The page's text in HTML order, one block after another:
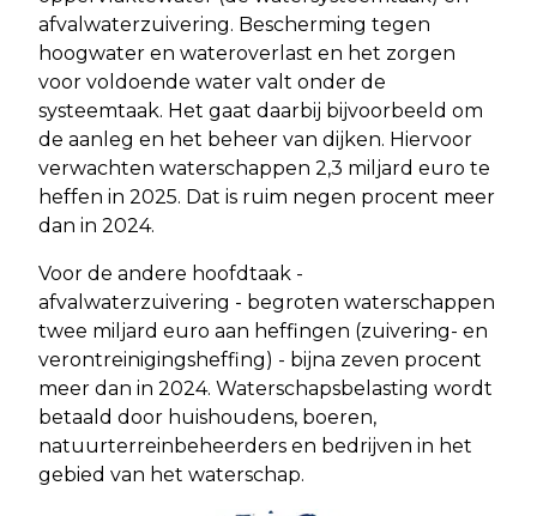
afvalwaterzuivering. Bescherming tegen
hoogwater en wateroverlast en het zorgen
voor voldoende water valt onder de
systeemtaak. Het gaat daarbij bijvoorbeeld om
de aanleg en het beheer van dijken. Hiervoor
verwachten waterschappen 2,3 miljard euro te
heffen in 2025. Dat is ruim negen procent meer
dan in 2024.
Voor de andere hoofdtaak -
afvalwaterzuivering - begroten waterschappen
twee miljard euro aan heffingen (zuivering- en
verontreinigingsheffing) - bijna zeven procent
meer dan in 2024. Waterschapsbelasting wordt
betaald door huishoudens, boeren,
natuurterreinbeheerders en bedrijven in het
gebied van het waterschap.